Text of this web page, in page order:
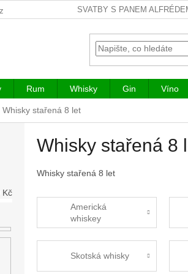
SVATBY S PANEM
Rum Whisky Gin Víno
Whisky stařená 8 let
Kč
Whisky stařená 8
Whisky stařená 8 let
Americká
whiskey
Skotská whisky